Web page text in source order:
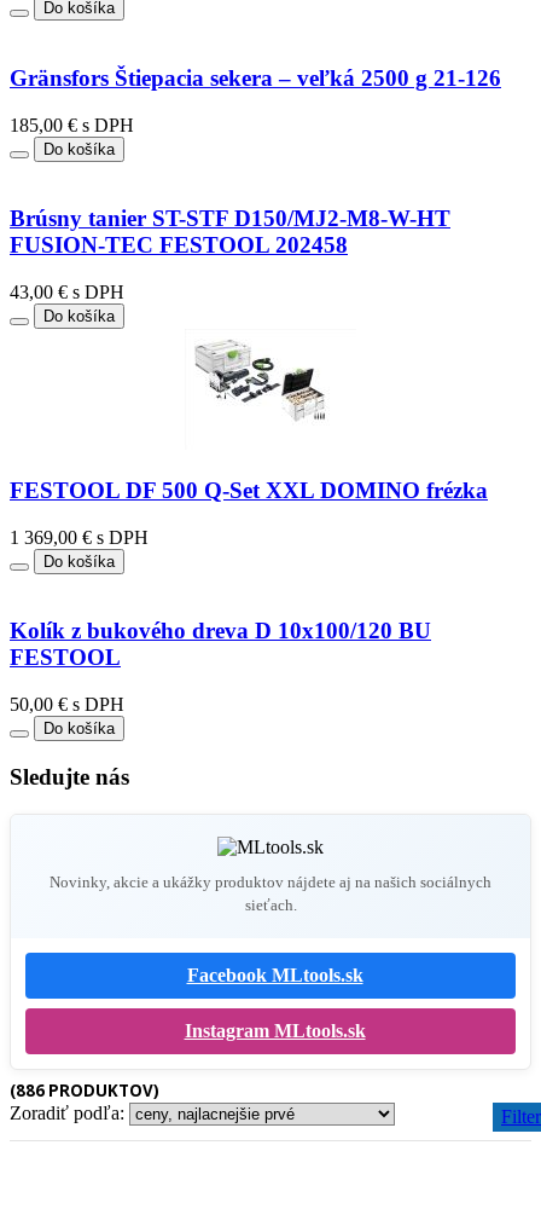
Do košíka
Gränsfors Štiepacia sekera – veľká 2500 g 21-126
185,00 € s DPH
Do košíka
Brúsny tanier ST-STF D150/MJ2-M8-W-HT
FUSION-TEC FESTOOL 202458
43,00 € s DPH
Do košíka
FESTOOL DF 500 Q-Set XXL DOMINO frézka
1 369,00 € s DPH
Do košíka
Kolík z bukového dreva D 10x100/120 BU
FESTOOL
50,00 € s DPH
Do košíka
Sledujte nás
Novinky, akcie a ukážky produktov nájdete aj na našich sociálnych
sieťach.
Facebook MLtools.sk
Instagram MLtools.sk
(886 PRODUKTOV)
Filter
Zoradiť podľa: